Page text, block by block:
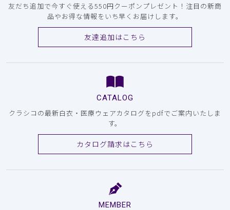
友だち追加で今すぐ使える550円クーポンプレゼント！注目の新商
品やお得な情報をいち早くお届けします。
友達追加はこちら
CATALOG
クラシコの最新白衣・医療ウェアカタログをpdfでご案内いたしま
す。
カタログ請求はこちら
MEMBER